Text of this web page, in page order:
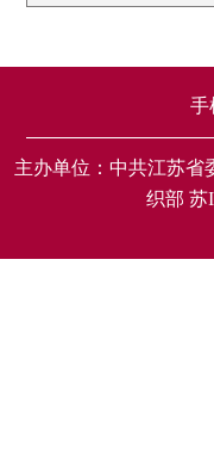
手
主办单位：中共江苏省
织部 苏